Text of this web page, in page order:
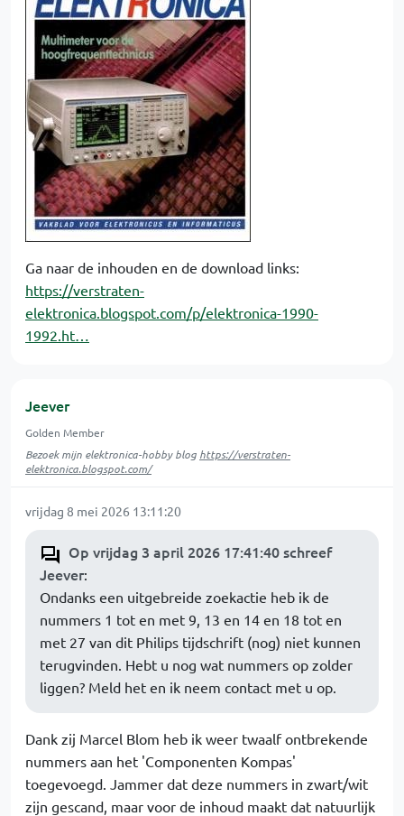
Ga naar de inhouden en de download links:
https://verstraten-
elektronica.blogspot.com/p/elektronica-1990-
1992.ht…
Jeever
Golden Member
Bezoek mijn elektronica-hobby blog https://verstraten-
elektronica.blogspot.com/
vrijdag 8 mei 2026 13:11:20
Op vrijdag 3 april 2026 17:41:40 schreef
Jeever:
Ondanks een uitgebreide zoekactie heb ik de
nummers 1 tot en met 9, 13 en 14 en 18 tot en
met 27 van dit Philips tijdschrift (nog) niet kunnen
terugvinden. Hebt u nog wat nummers op zolder
liggen? Meld het en ik neem contact met u op.
Dank zij Marcel Blom heb ik weer twaalf ontbrekende
nummers aan het 'Componenten Kompas'
toegevoegd. Jammer dat deze nummers in zwart/wit
zijn gescand, maar voor de inhoud maakt dat natuurlijk